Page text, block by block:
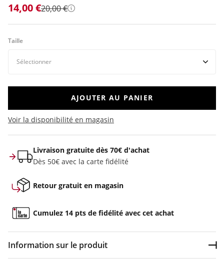
14,00 €20,00 € Détails
Taille
AJOUTER AU PANIER
Voir la disponibilité en magasin
Livraison gratuite dès 70€ d'achat
Dès 50€ avec la carte fidélité
Retour gratuit en magasin
Cumulez 14 pts de fidélité avec cet achat
Information sur le produit